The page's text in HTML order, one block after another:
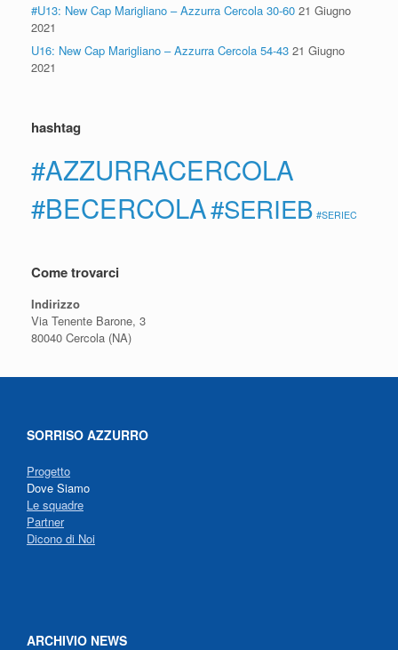
#U13: New Cap Marigliano – Azzurra Cercola 30-60 21 Giugno
2021
U16: New Cap Marigliano – Azzurra Cercola 54-43 21 Giugno
2021
hashtag
#AZZURRACERCOLA
#BECERCOLA#SERIEB #SERIEC
Come trovarci
Indirizzo
Via Tenente Barone, 3
80040 Cercola (NA)
SORRISO AZZURRO
Progetto
Dove Siamo
Le squadre
Partner
Dicono di Noi
ARCHIVIO NEWS